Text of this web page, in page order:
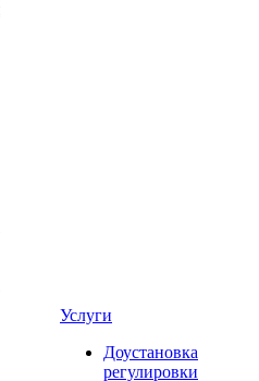
Услуги
Доустановка
регулировки